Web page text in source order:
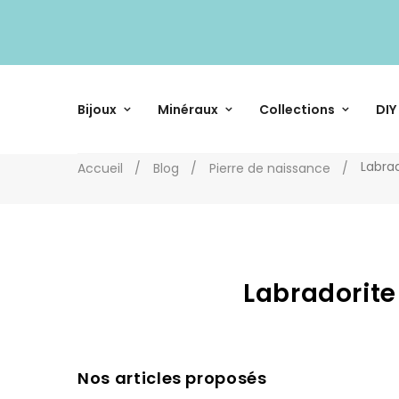
Bijoux Minéraux Collections DIY
Accueil Blog Pierre de naissance
Nos articles proposés